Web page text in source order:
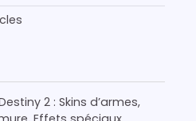
2 : Skins d’armes,